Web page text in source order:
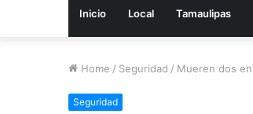
Inicio Local Tamaulipas
Home / Seguridad / Mueren dos
Seguridad